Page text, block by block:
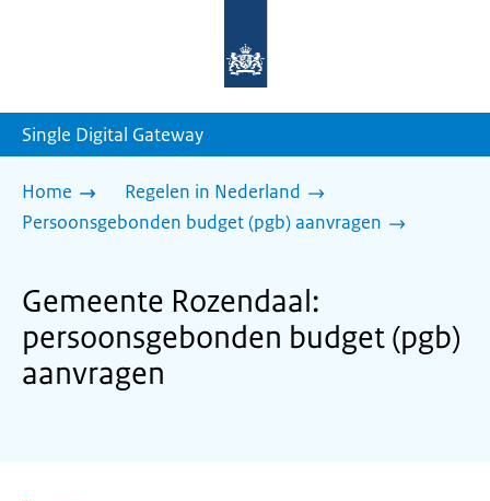
homepage
Single Digital Gateway
Home
Regelen in Nederland
Persoonsgebonden budget (pgb) aanvragen
Gemeente Rozendaal:
persoonsgebonden budget (pgb)
aanvragen